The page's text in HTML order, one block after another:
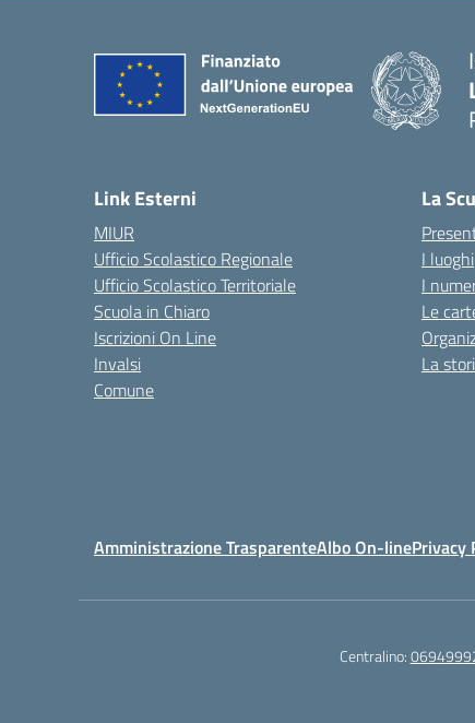
Link Esterni
MIUR
Ufficio Scolastico Regionale
Ufficio Scolastico Territoriale
Scuola in Chiaro
Iscrizioni On Line
Invalsi
Comune
La
I luoghi
I
Le
La
Amministrazione TrasparenteAlbo On-linePrivacy
Centralino: